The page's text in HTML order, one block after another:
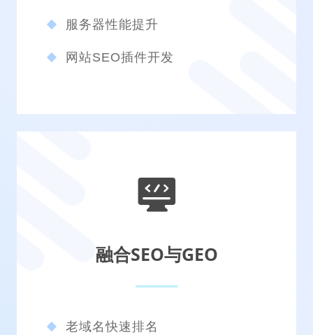
服务器性能提升
网站SEO插件开发
融合SEO与GEO
老域名快速排名